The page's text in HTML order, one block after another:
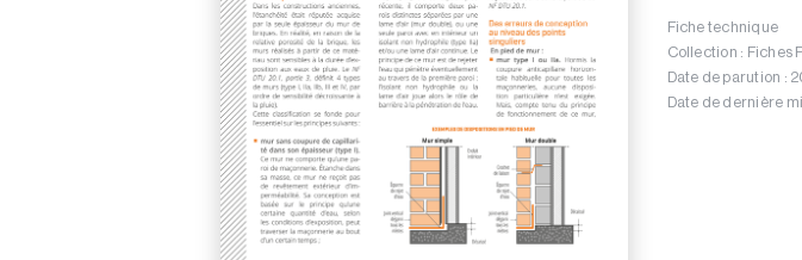
Fiche technique
Collection : Fiches
Date de parution :
Date de dernière